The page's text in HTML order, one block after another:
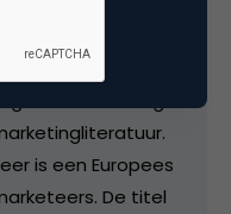
blogt (via
is een Europees
De titel